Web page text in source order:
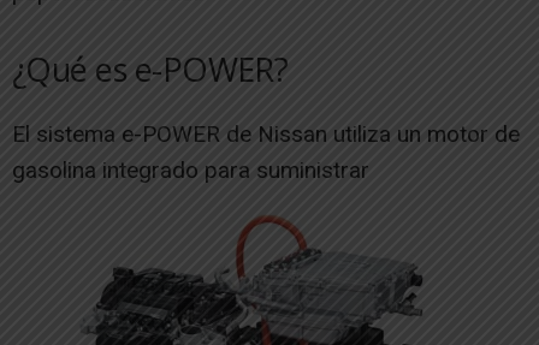
¿Qué es e-POWER?
El sistema e-POWER de Nissan utiliza un motor de
gasolina integrado para suministrar